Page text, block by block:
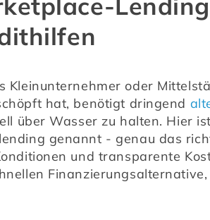
Kleinunternehmer oder
hat, benötigt dringend
über Wasser zu halten. Hier
genannt - genau das
und transparente